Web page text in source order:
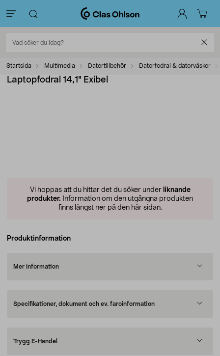
Startsida Multimedia Datortillbehör Datorfodral & datorväskor
Laptopfodral 14,1" Exibel
Vi hoppas att du hittar det du söker under liknande
produkter. Information om den utgångna produkten
finns längst ner på den här sidan.
Produktinformation
Mer information
Specifikationer, dokument och ev. faroinformation
Trygg E-Handel